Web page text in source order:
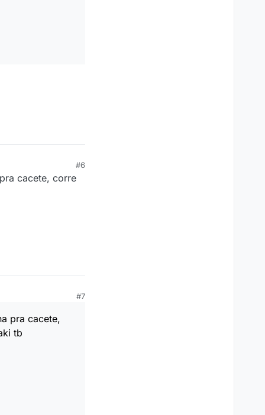
#6
cacete, corre
#7
pra cacete,
tb